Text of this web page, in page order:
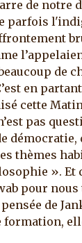
de notre
parfois
de
en
cette
pas
démocratie,
thèmes
». Et
pour
de
formation,